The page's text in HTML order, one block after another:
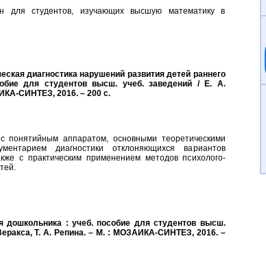
для студентов, изучающих высшую математику в
диагностика нарушений развития детей раннего
для студентов высш. учеб. заведений / Е. А.
СИНТЕЗ, 2016. – 200 с.
понятийным аппаратом, основными теоретическими
диагностики отклоняющихся вариантов
с практическим применением методов психолого-
дошкольника : учеб. пособие для студентов высш.
Т. А. Репина. – М. : МОЗАИКА-СИНТЕЗ, 2016. –